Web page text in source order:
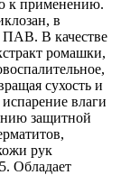
к применению.
в
ПАВ. В качестве
ромашки,
сухость и
влаги
защитной
рук
Обладает